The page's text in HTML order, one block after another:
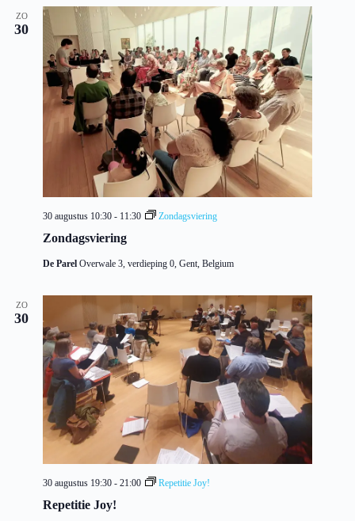
ZO
30
Zondagsviering
30 augustus 10:30 - 11:30 Zondagsviering
De Parel Overwale 3, verdieping 0, Gent, Belgium
ZO
30
Repetitie Joy!
30 augustus 19:30 - 21:00 Repetitie Joy!